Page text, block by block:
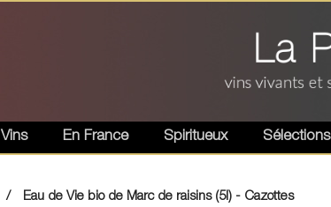
Vins En France Spiritueux Sélections
Eau de Vie bio de Marc de raisins (5l) - Cazottes